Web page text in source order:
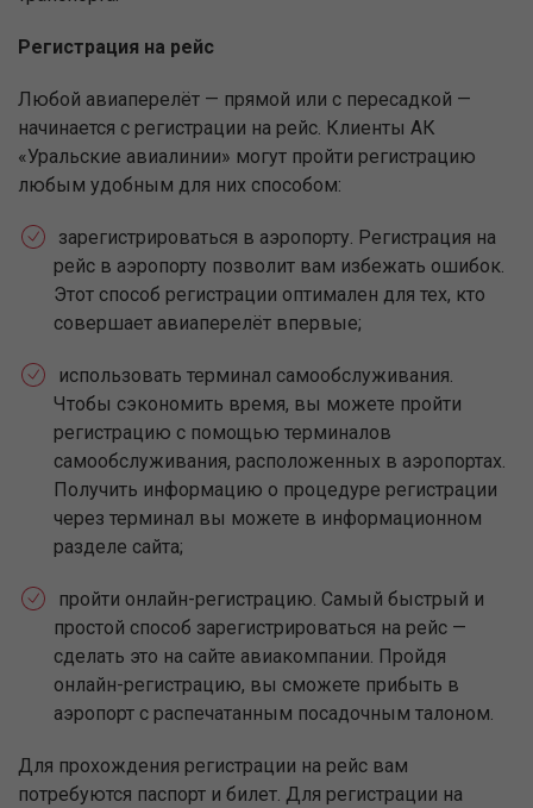
Регистрация на рейс
Любой авиаперелёт — прямой или с пересадкой —
начинается с регистрации на рейс. Клиенты АК
«Уральские авиалинии» могут пройти регистрацию
любым удобным для них способом:
зарегистрироваться в аэропорту. Регистрация на
рейс в аэропорту позволит вам избежать ошибок.
Этот способ регистрации оптимален для тех, кто
совершает авиаперелёт впервые;
использовать терминал самообслуживания.
Чтобы сэкономить время, вы можете пройти
регистрацию с помощью терминалов
самообслуживания, расположенных в аэропортах.
Получить информацию о процедуре регистрации
через терминал вы можете в информационном
разделе сайта;
пройти онлайн-регистрацию. Самый быстрый и
простой способ зарегистрироваться на рейс —
сделать это на сайте авиакомпании. Пройдя
онлайн-регистрацию, вы сможете прибыть в
аэропорт с распечатанным посадочным талоном.
Для прохождения регистрации на рейс вам
потребуются паспорт и билет. Для регистрации на